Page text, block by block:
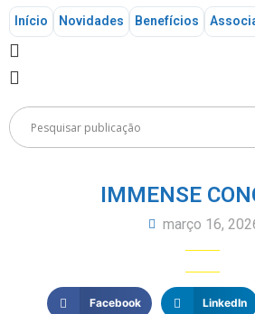
Início Novidades Benefícios
IMMENSE
março 16,
Facebook LinkedIn